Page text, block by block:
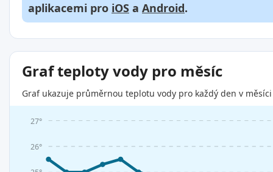
aplikacemi pro iOS a Android.
Graf teploty vody pro měsíc
Graf ukazuje průměrnou teplotu vody pro každý den v
26°
27°